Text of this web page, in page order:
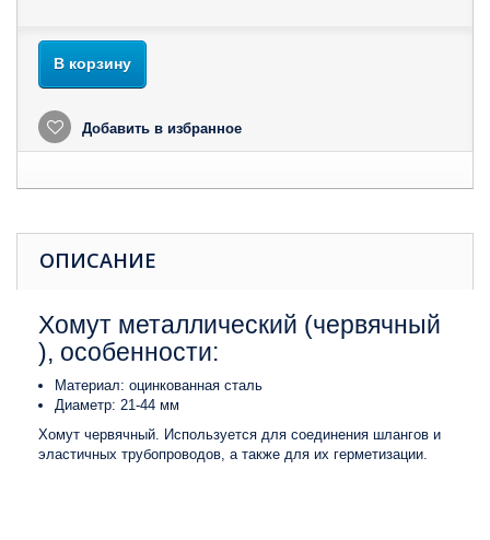
В корзину
Добавить в избранное
ОПИСАНИЕ
Хомут металлический (червячный​
), особенности:
​Материал: оцинкованная сталь​
Диаметр: 21-44 мм​
​Хомут червячный. Используется для соединения шлангов и
эластичных трубопроводов, а также для их герметизации.​